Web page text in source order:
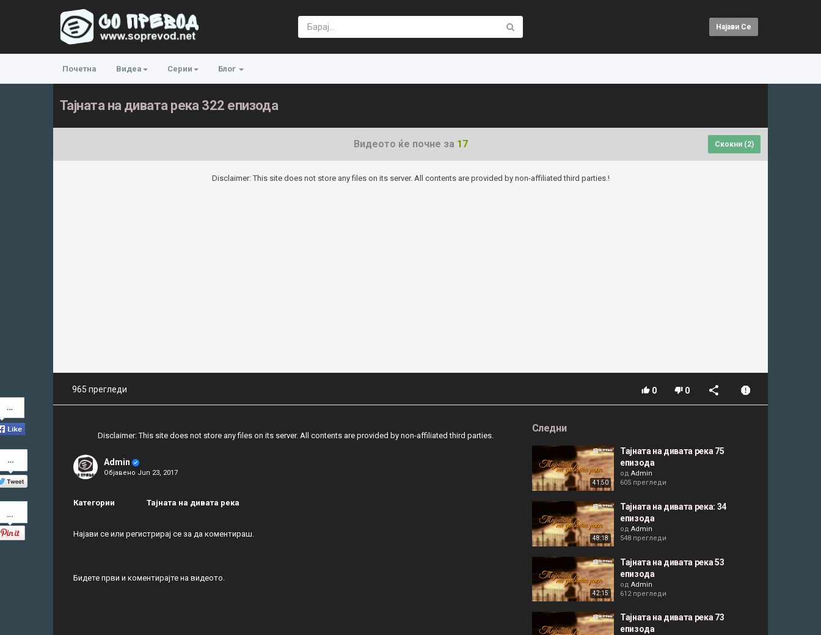
Најави Се
Почетна Видеа Серии Блог
Тајната на дивата река 322 епизода
Видеото ќе почне за 16 Скокни (1)
Disclaimer: This site does not store any files on its server. All contents are provided by non-affiliated third parties.!
on
Facebook
on
Twitter
965 прегледи 0 0
Disclaimer: This site does not store any files on its server. All contents are provided by non-affiliated third parties.
Admin
Објавено Jun 23, 2017
Категории Тајната на дивата река
Најави се или регистрирај се за да коментираш.
Бидете први и коментирајте на видеото.
Следни
41:50
Тајната на дивата река 75
епизода
од Admin
605 прегледи
48:18
Тајната на дивата река: 34
епизода
од Admin
548 прегледи
42:15
Тајната на дивата река 53
епизода
од Admin
612 прегледи
Тајната на дивата река 73
епизода